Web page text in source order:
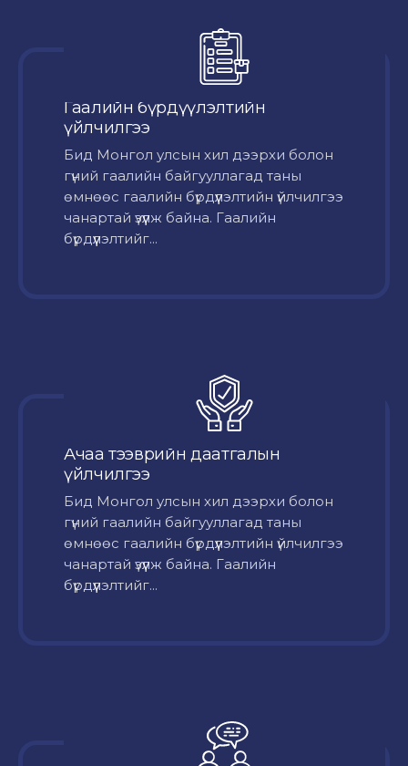
Гаалийн бүрдүүлэлтийн
үйлчилгээ
Бид Монгол улсын хил дээрхи болон
гүний гаалийн байгууллагад таны
өмнөөс гаалийн бүрдүүлэлтийн үйлчилгээ
чанартай үзүүлж байна. Гаалийн
бүрдүүлэлтийг...
Ачаа тээврийн даатгалын
үйлчилгээ
Бид Монгол улсын хил дээрхи болон
гүний гаалийн байгууллагад таны
өмнөөс гаалийн бүрдүүлэлтийн үйлчилгээ
чанартай үзүүлж байна. Гаалийн
бүрдүүлэлтийг...